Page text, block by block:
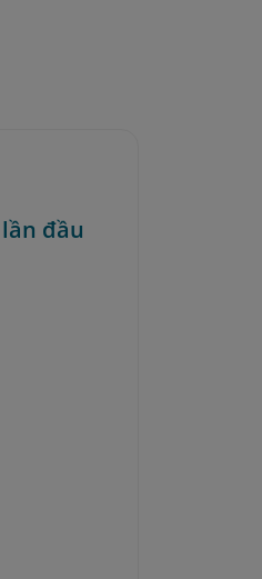
đầu